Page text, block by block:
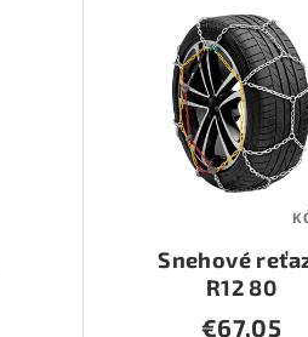
Snehové
R12 80
€67,05